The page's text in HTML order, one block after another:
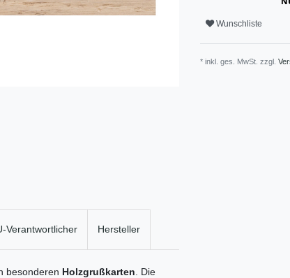
Wunschliste
* inkl. ges. MwSt. zzgl.
Verantwortlicher Hersteller
besonderen Holzgrußkarten . Die